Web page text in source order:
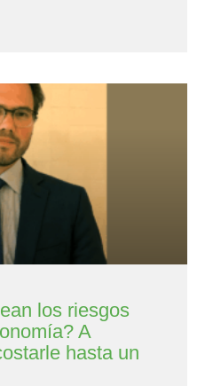
los riesgos
A
hasta un